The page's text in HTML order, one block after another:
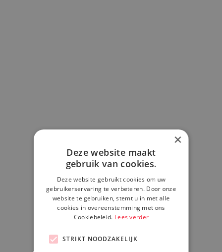
×
Deze website maakt
gebruik van cookies.
Deze website gebruikt cookies om uw
gebruikerservaring te verbeteren. Door onze
website te gebruiken, stemt u in met alle
cookies in overeenstemming met ons
Cookiebeleid. Lees verder
STRIKT NOODZAKELIJK